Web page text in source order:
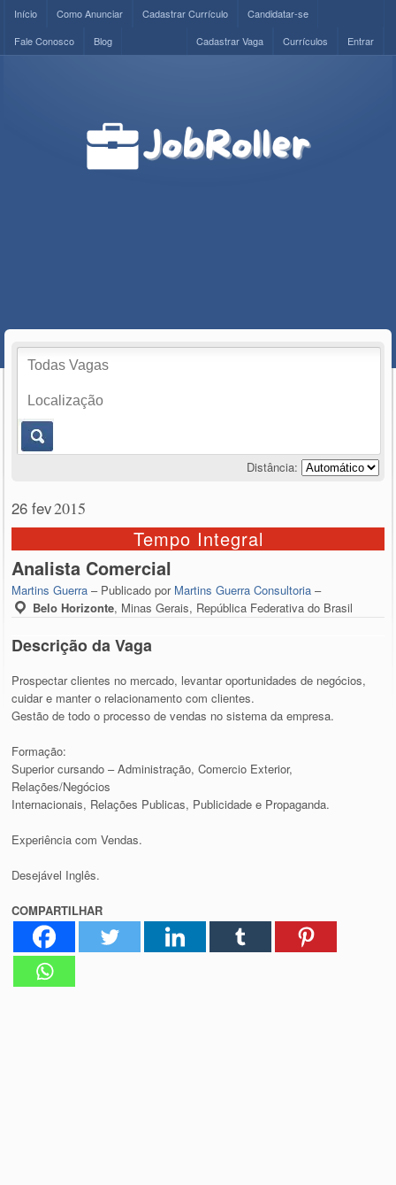
Início Como Anunciar Cadastrar Currículo
Candidatar-se
Fale Conosco
Blog Entrar
Currículos
Cadastrar Vaga
Distância:
26 fev2015
Tempo Integral
Analista Comercial
Martins Guerra – Publicado por Martins Guerra Consultoria –
Belo Horizonte, Minas Gerais, República Federativa do Brasil
Descrição da Vaga
Prospectar clientes no mercado, levantar oportunidades de negócios,
cuidar e manter o relacionamento com clientes.
Gestão de todo o processo de vendas no sistema da empresa.
Formação:
Superior cursando – Administração, Comercio Exterior,
Relações/Negócios
Internacionais, Relações Publicas, Publicidade e Propaganda.
Experiência com Vendas.
Desejável Inglês.
COMPARTILHAR